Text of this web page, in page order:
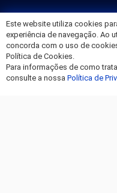
Sobre o Hospital da Baleia
Termos de Uso
Política de Privacidade
Entre em Contato
Este website utiliza cookies
experiência de navegação. Ao
concorda com o uso de
Política de Cookies.
Para informações de como
consulte a nossa Política de